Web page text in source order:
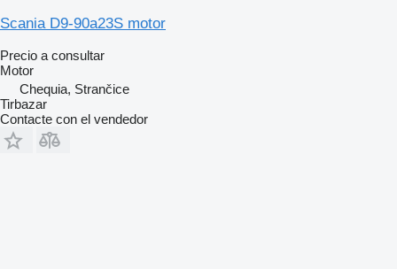
Scania D9-90a23S motor
Precio a consultar
Motor
Chequia, Strančice
Tirbazar
Contacte con el vendedor